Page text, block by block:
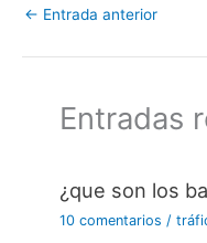
← Entrada anterior
Entradas
¿que son los
10 comentarios /